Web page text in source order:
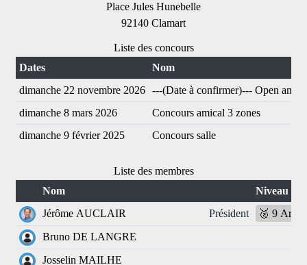
Place Jules Hunebelle
92140 Clamart
Liste des concours
Dates
Nom
dimanche 22 novembre 2026
---(Date à confirmer)--- Open
dimanche 8 mars 2026
Concours amical 3 zones
dimanche 9 février 2025
Concours salle
Liste des membres
Nom
Niveau
Jérôme AUCLAIR
Président
🥈 9
Bruno DE LANGRE
Josselin MAILHE